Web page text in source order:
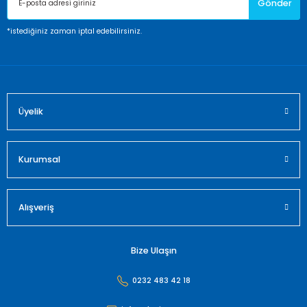
Ürün bilgilerinde hatalar bulunuyor.
Gönder
*istediğiniz zaman iptal edebilirsiniz.
Üyelik
Kurumsal
Alışveriş
Bize Ulaşın
0232 483 42 18